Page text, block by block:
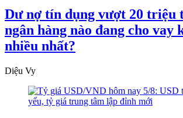
Dư nợ tín dụng vượt 20 triệu
ngân hàng nào đang cho vay
nhiều nhất?
Diệu Vy